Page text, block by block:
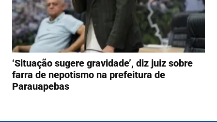
‘Situação sugere gravidade’, diz juiz sobre
farra de nepotismo na prefeitura de
Parauapebas